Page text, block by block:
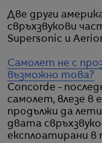
Две други
свръхзвукови
Supersonic и
Самолет не с
възможно това?
Concorde -
самолет, влезе в
продължи да
двата
експлоатирани в